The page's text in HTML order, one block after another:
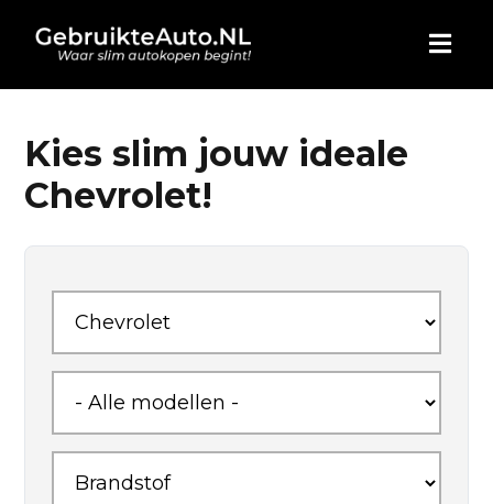
HOME
AUTO KOPEN
BLOG
WIE ZIJN WIJ
CONTACT
Kies slim jouw ideale
Chevrolet!